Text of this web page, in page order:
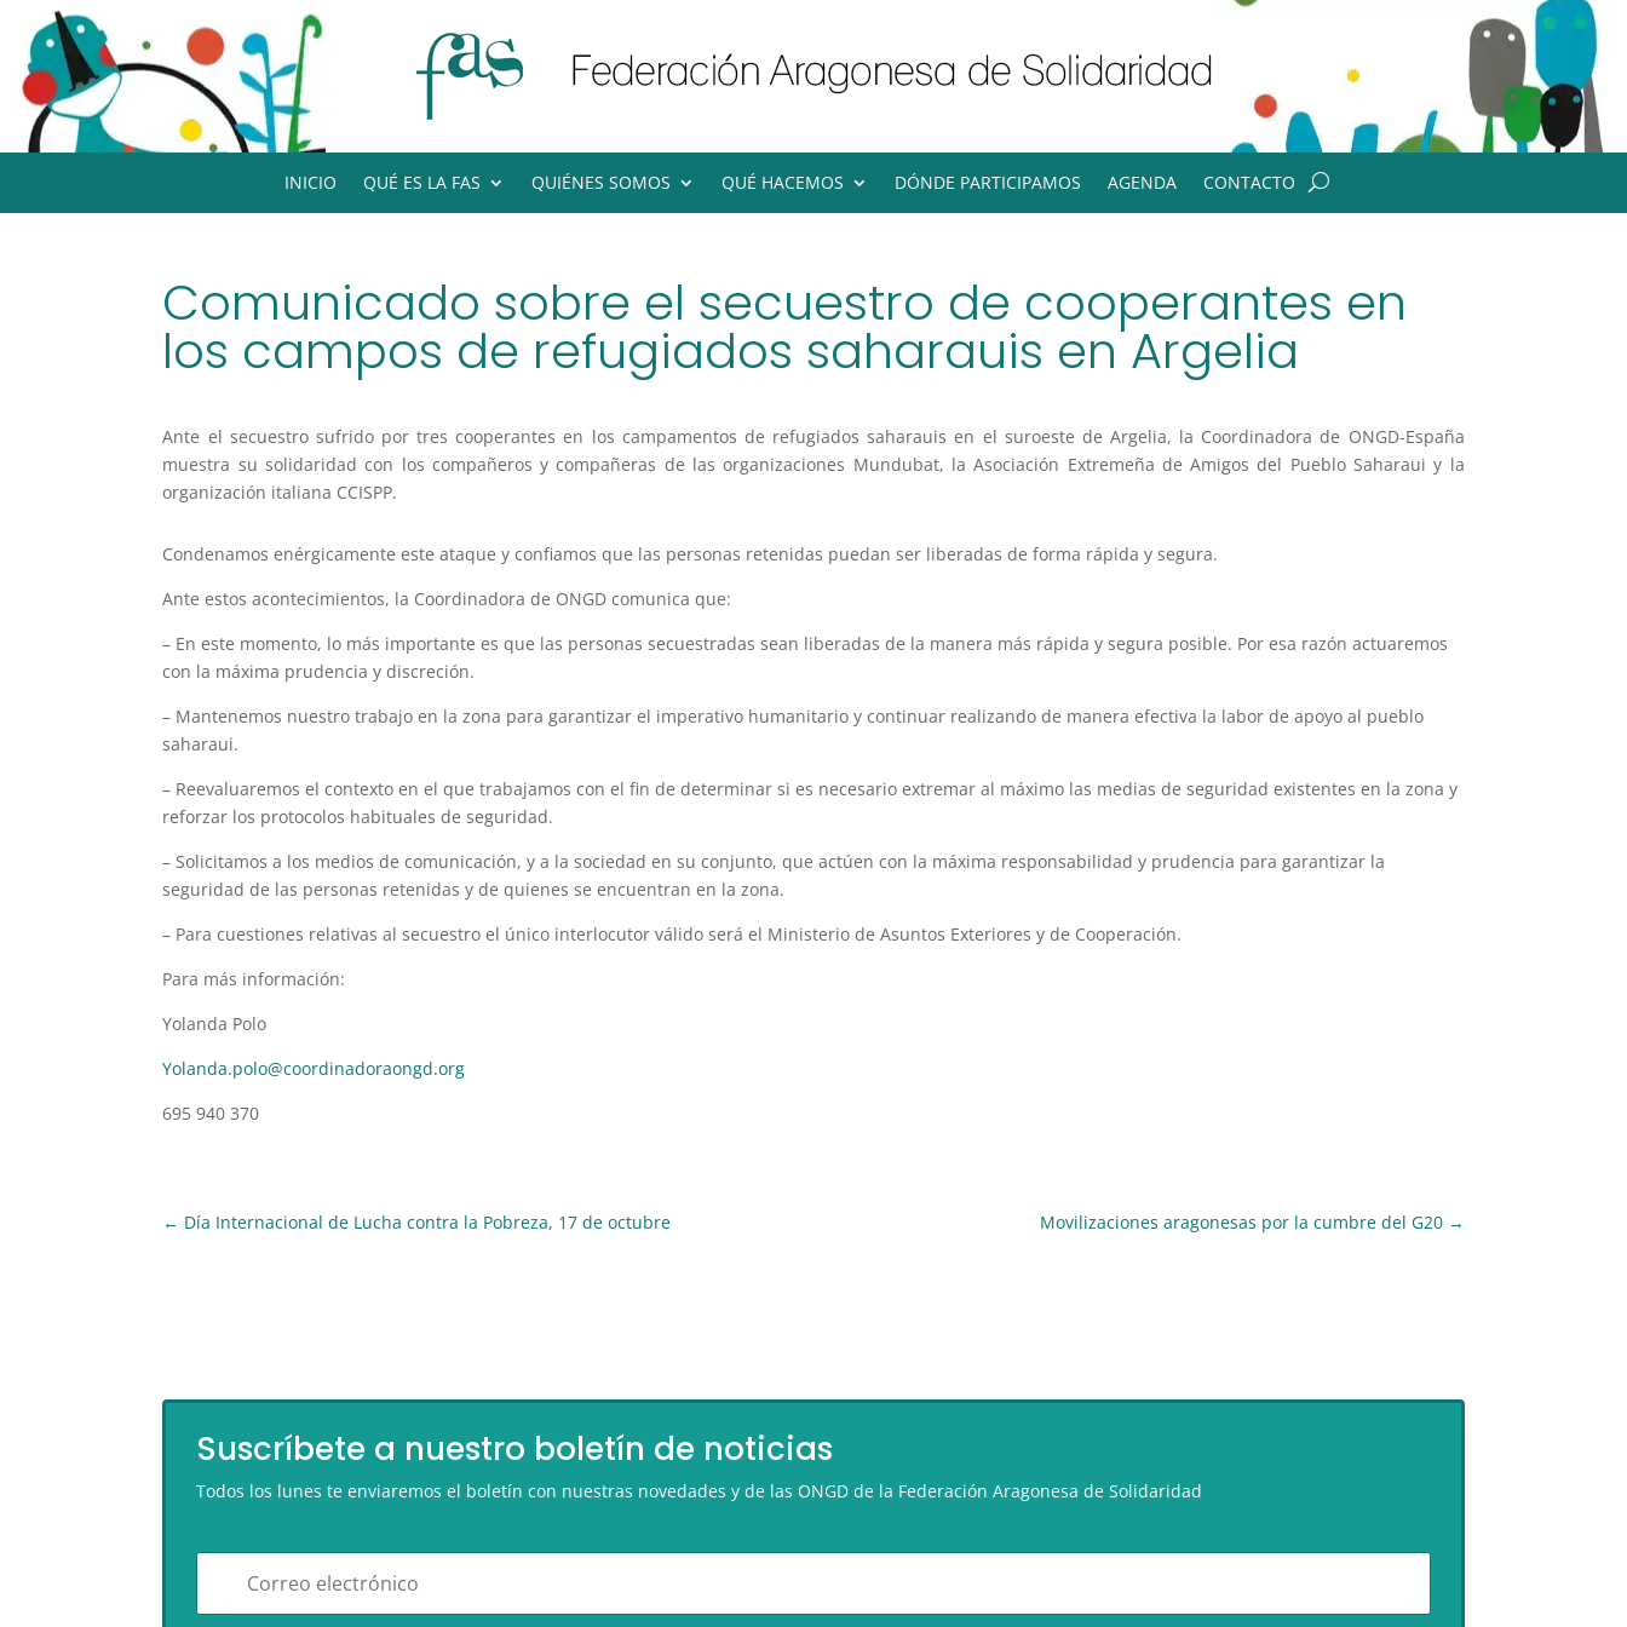
INICIO QUÉ ES LA FAS QUIÉNES SOMOS QUÉ HACEMOS DÓNDE PARTICIPAMOS AGENDA CONTACTO
Comunicado sobre el secuestro de cooperantes en
los campos de refugiados saharauis en Argelia
Ante el secuestro sufrido por tres cooperantes en los campamentos de refugiados saharauis en el suroeste de Argelia, la Coordinadora de ONGD-España
muestra su solidaridad con los compañeros y compañeras de las organizaciones Mundubat, la Asociación Extremeña de Amigos del Pueblo Saharaui y la
organización italiana CCISPP.
Condenamos enérgicamente este ataque y confiamos que las personas retenidas puedan ser liberadas de forma rápida y segura.
Ante estos acontecimientos, la Coordinadora de ONGD comunica que:
– En este momento, lo más importante es que las personas secuestradas sean liberadas de la manera más rápida y segura posible. Por esa razón actuaremos
con la máxima prudencia y discreción.
– Mantenemos nuestro trabajo en la zona para garantizar el imperativo humanitario y continuar realizando de manera efectiva la labor de apoyo al pueblo
saharaui.
– Reevaluaremos el contexto en el que trabajamos con el fin de determinar si es necesario extremar al máximo las medias de seguridad existentes en la zona y
reforzar los protocolos habituales de seguridad.
– Solicitamos a los medios de comunicación, y a la sociedad en su conjunto, que actúen con la máxima responsabilidad y prudencia para garantizar la
seguridad de las personas retenidas y de quienes se encuentran en la zona.
– Para cuestiones relativas al secuestro el único interlocutor válido será el Ministerio de Asuntos Exteriores y de Cooperación.
Para más información:
Yolanda Polo
Yolanda.polo@coordinadoraongd.org
695 940 370
← Día Internacional de Lucha contra la Pobreza, 17 de octubre Movilizaciones aragonesas por la cumbre del G20→
Suscríbete a nuestro boletín de noticias
Todos los lunes te enviaremos el boletín con nuestras novedades y de las ONGD de la Federación Aragonesa de Solidaridad